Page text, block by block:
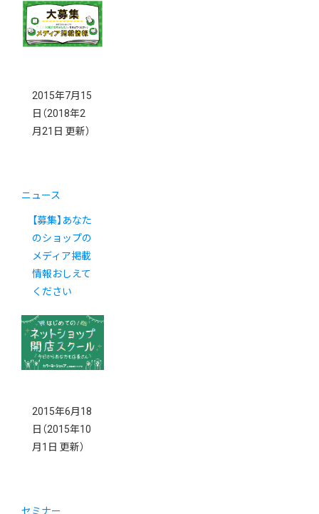
2015年7月15
日 （2018年2
月21日 更新）
ニュース
【募集】あなた
のショップの
メディア掲載
情報おしえて
ください
2015年6月18
日 （2015年10
月1日 更新）
セミナー